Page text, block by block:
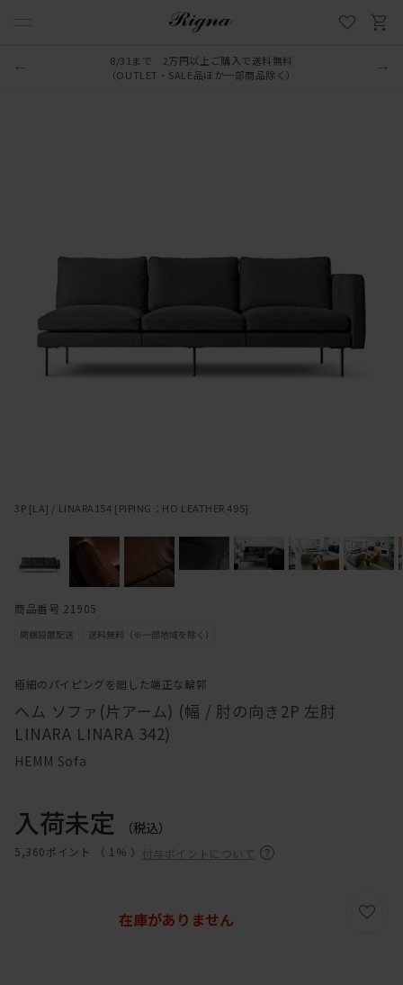
LINE新規追加でクーポンプレゼント
8/31まで 2万円以上ご購入で送料無料
（OUTLET・SALE品ほか一部商品除く）
極細のパイピングを廻した端正な輪郭
ヘム ソファ(片アーム) (幅 / 肘の向き2P 左肘
LINARA LINARA 342)
HEMM Sofa
3P [LA] / LINARA154 [PIPING：HO LEATHER 495]
入荷未定 （税込）
5,360ポイント （ 1％ ） 付与ポイントについて
在庫がありません
商品番号 21905